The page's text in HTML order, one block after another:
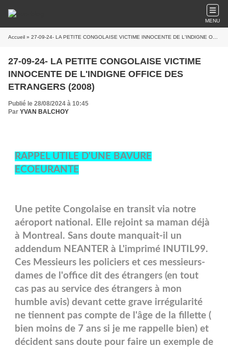
MENU
Accueil » 27-09-24- LA PETITE CONGOLAISE VICTIME INNOCENTE DE L'INDIGNE OFFICE DES ETRANGERS (2008)
27-09-24- LA PETITE CONGOLAISE VICTIME
INNOCENTE DE L'INDIGNE OFFICE DES
ETRANGERS (2008)
Publié le 28/08/2024 à 10:45
Par YVAN BALCHOY
RAPPEL UTILE D'UNE BAVURE
ECOEURANTE
Une petite Congolaise en transit via notre
aéroport national. Elle rejoint sa maman déjà
à Montreal. Sans doute manquait-il un
addendum NEANTER à L'imprimé INUTIL99.
Ces Messieurs les policiers et ces messieurs-
dames de l'office dit des étrangers (en tout
cas pas au service des étrangers à mon
humble avis) devant cette grave irrégularité
ne tiennent pas compte de l'âge de la fillette (
bien moins de 7 ans si je me rappelle bien) et
décident sans doute pour faire un exemple de